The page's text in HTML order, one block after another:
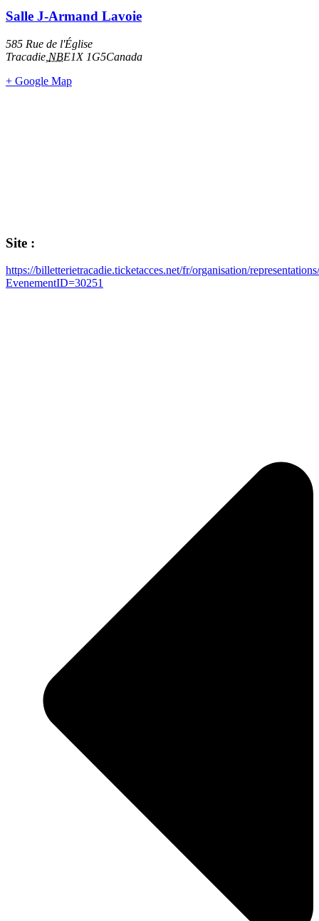
Salle J-Armand Lavoie
585 Rue de l'Église
Tracadie NBE1X 1G5Canada
+ Google Map
Site :
https://billetterietracadie.ticketacces.net/fr/organisation/
EvenementID=30251